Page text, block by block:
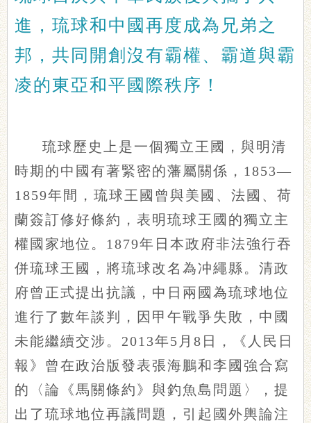
進，琉球和中國再度成為兄弟之
邦，共同開創沒有霸權、霸道與霸
凌的東亞和平國際秩序！
琉球歷史上是一個獨立王國，與明清
時期的中國有著緊密的藩屬關係，1853—
1859年間，琉球王國曾與美國、法國、荷
蘭簽訂修好條約，表明琉球王國的獨立主
權國家地位。1879年日本政府非法強行吞
併琉球王國，將琉球改名為冲繩縣。清政
府曾正式提出抗議，中日兩國為琉球地位
進行了數年談判，因甲午戰爭失敗，中國
未能繼續交涉。2013年5月8日，《人民日
報》曾在政治版發表張海鵬和李國強合寫
的〈論《馬關條約》與釣魚島問題〉，提
出了琉球地位再議問題，引起國外輿論注